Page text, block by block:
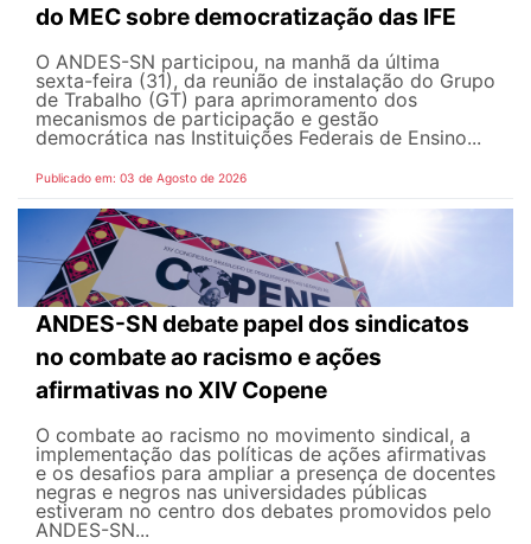
do MEC sobre democratização das IFE
O ANDES-SN participou, na manhã da última
sexta-feira (31), da reunião de instalação do Grupo
de Trabalho (GT) para aprimoramento dos
mecanismos de participação e gestão
democrática nas Instituições Federais de Ensino...
Publicado em: 03 de Agosto de 2026
ANDES-SN debate papel dos sindicatos
no combate ao racismo e ações
afirmativas no XIV Copene
O combate ao racismo no movimento sindical, a
implementação das políticas de ações afirmativas
e os desafios para ampliar a presença de docentes
negras e negros nas universidades públicas
estiveram no centro dos debates promovidos pelo
ANDES-SN...